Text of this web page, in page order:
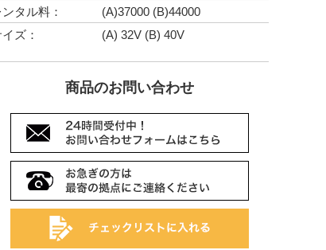
ンタル料：
(A)37000 (B)44000
ズ：
(A) 32V (B) 40V
商品のお問い合わせ